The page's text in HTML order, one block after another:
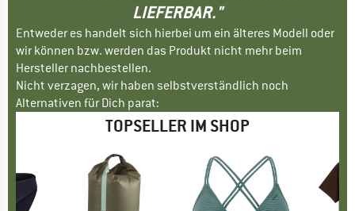
LIEFERBAR."
Entweder es handelt sich hierbei um ein älteres Modell oder
wir können bzw. werden das Produkt nicht mehr beim
Hersteller nachbestellen.
Nicht verzagen, wir haben selbstverständlich noch
Alternativen für Dich parat:
TOPSELLER IM SHOP